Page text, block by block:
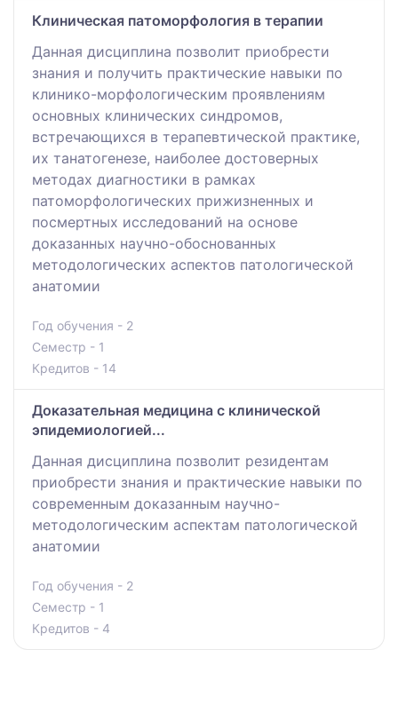
Клиническая патоморфология в терапии
Данная дисциплина позволит приобрести
знания и получить практические навыки по
клинико-морфологическим проявлениям
основных клинических синдромов,
встречающихся в терапевтической практике,
их танатогенезе, наиболее достоверных
методах диагностики в рамках
патоморфологических прижизненных и
посмертных исследований на основе
доказанных научно-обоснованных
методологических аспектов патологической
анатомии
Год обучения - 2
Семестр - 1
Кредитов - 14
Доказательная медицина с клинической
эпидемиологией...
Данная дисциплина позволит резидентам
приобрести знания и практические навыки по
современным доказанным научно-
методологическим аспектам патологической
анатомии
Год обучения - 2
Семестр - 1
Кредитов - 4